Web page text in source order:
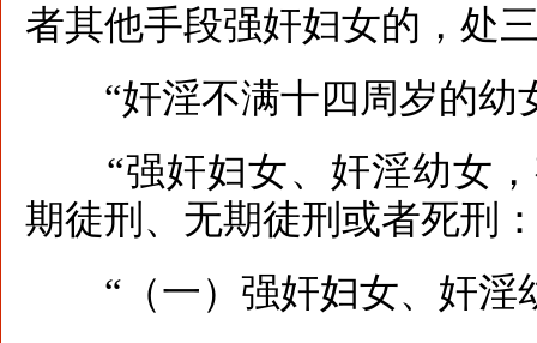
者其他手段强奸妇女的，处
“奸淫不满十四周岁的幼
“强奸妇女、奸淫幼女，
期徒刑、无期徒刑或者死刑
“（一）强奸妇女、奸淫